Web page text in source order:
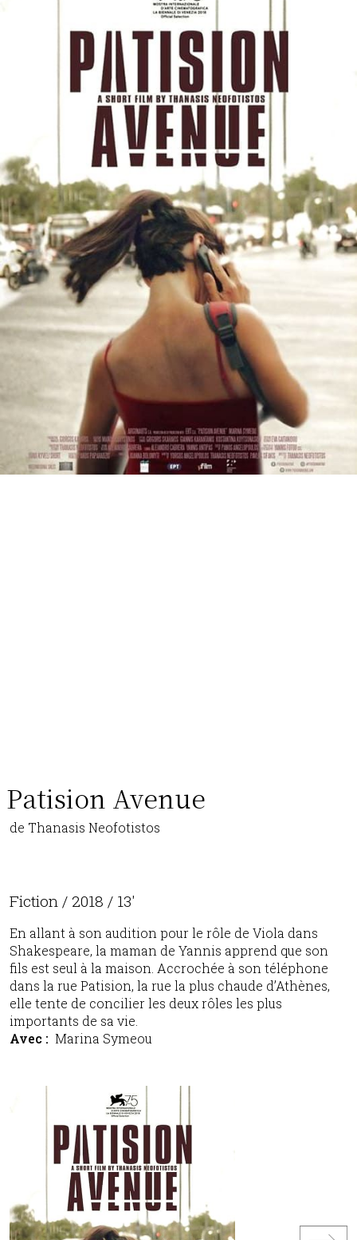
Patision Avenue
de Thanasis Neofotistos
Fiction / 2018 / 13'
En allant à son audition pour le rôle de Viola dans
Shakespeare, la maman de Yannis apprend que son
fils est seul à la maison. Accrochée à son téléphone
dans la rue Patision, la rue la plus chaude d’Athènes,
elle tente de concilier les deux rôles les plus
importants de sa vie.
Avec : Marina Symeou